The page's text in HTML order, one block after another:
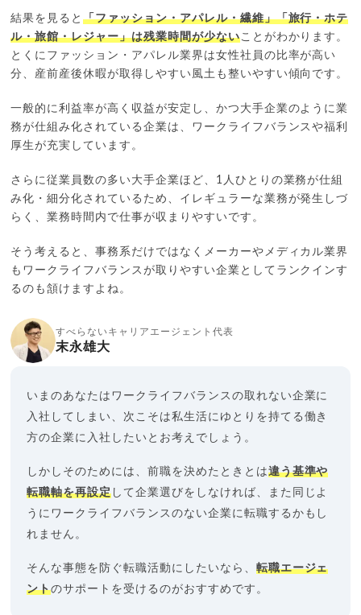
結果を見ると「ファッション・アパレル・繊維」「旅行・ホテ
ル・旅館・レジャー」は残業時間が少ないことがわかります。
とくにファッション・アパレル業界は女性社員の比率が高い
分、産前産後休暇が取得しやすい風土も整いやすい傾向です。
一般的に利益率が高く収益が安定し、かつ大手企業のように業
務が仕組み化されている企業は、ワークライフバランスや福利
厚生が充実しています。
さらに従業員数の多い大手企業ほど、1人ひとりの業務が仕組
み化・細分化されているため、イレギュラーな業務が発生しづ
らく、業務時間内で仕事が収まりやすいです。
そう考えると、事務系だけではなくメーカーやメディカル業界
もワークライフバランスが取りやすい企業としてランクインす
るのも頷けますよね。
すべらないキャリアエージェント代表
末永雄大
いまのあなたはワークライフバランスの取れない企業に
入社してしまい、次こそは私生活にゆとりを持てる働き
方の企業に入社したいとお考えでしょう。
しかしそのためには、前職を決めたときとは違う基準や
転職軸を再設定 して企業選びをしなければ、また同じよ
うにワークライフバランスのない企業に転職するかもし
れません。
そんな事態を防ぐ転職活動にしたいなら、 転職エージェ
ントのサポートを受けるのがおすすめです。